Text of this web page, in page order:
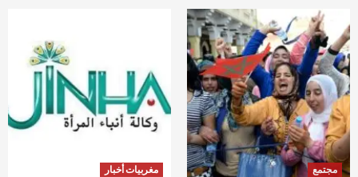
مجتمع مغربيات أخبار